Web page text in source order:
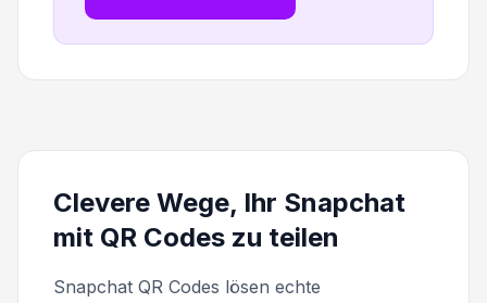
Clevere Wege, Ihr Snapchat
mit QR Codes zu teilen
Snapchat QR Codes lösen echte